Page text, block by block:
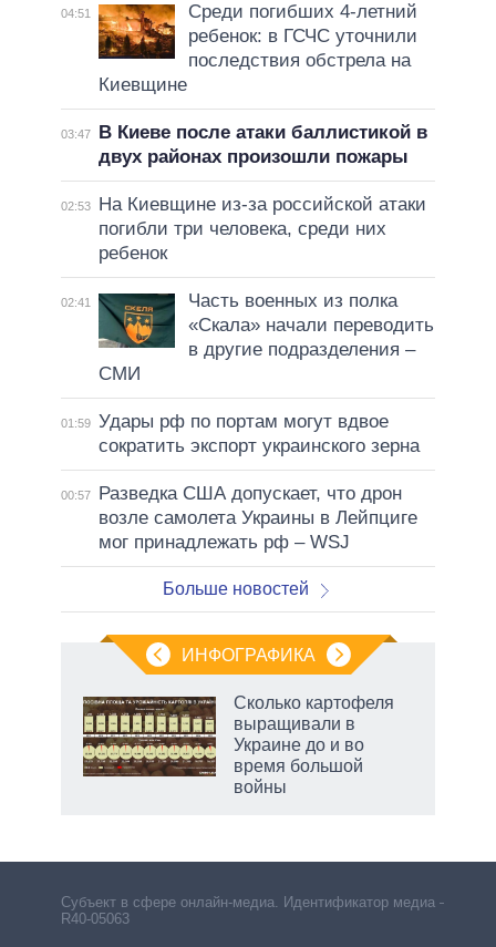
04:51
Среди погибших 4-летний
ребенок: в ГСЧС уточнили
последствия обстрела на
Киевщине
03:47
В Киеве после атаки баллистикой в
двух районах произошли пожары
02:53
На Киевщине из-за российской атаки
погибли три человека, среди них
ребенок
02:41
Часть военных из полка
«Скала» начали переводить
в другие подразделения –
СМИ
01:59 Удары рф по портам могут вдвое
сократить экспорт украинского зерна
00:57
Разведка США допускает, что дрон
возле самолета Украины в Лейпциге
мог принадлежать рф – WSJ
Больше новостей
ИНФОГРАФИКА
Сколько картофеля
выращивали в
Украине до и во
время большой
войны
Субъект в сфере онлайн-медиа. Идентификатор медиа –
R40-05063